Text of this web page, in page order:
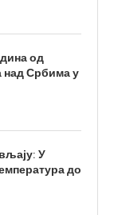
од
над Србима у
У
до